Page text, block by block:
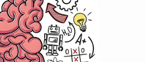
ಪಡೆದ ನಟಿ ಸ್ಟೋರಿ ಕೇಳಿ
ಸಿನಿಮಾನೇ ಪ್ರಾಣ":
ರಿಷಬ್ ಶೆಟ್ಟಿ | Rishab